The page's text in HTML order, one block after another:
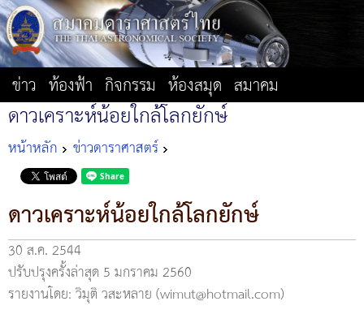
ข่าว ท้องฟ้า กิจกรรม ห้องสมุด สมาคม
ดาวเคราะห์น้อยใกล้โลกยักษ์
หน้าหลัก ข่าวดาราศาสตร์
ดาวเคราะห์น้อยใกล้โลกยักษ์
30 ส.ค. 2544
ปรับปรุงครั้งล่าสุด 5 มกราคม 2560
รายงานโดย: วิมุติ วสะหลาย (wimut@hotmail.com)